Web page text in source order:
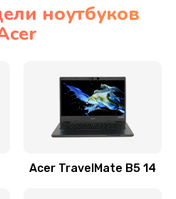
BIOS
видеочипа
ноутбуков
Acer TravelMate B5 14